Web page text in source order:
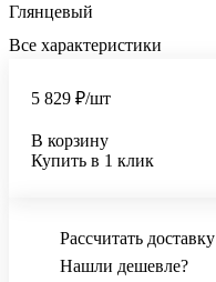
Глянцевый
Все характеристики
5 829 ₽/шт
В корзину
Купить в 1 клик
Рассчитать доставку
Нашли дешевле?